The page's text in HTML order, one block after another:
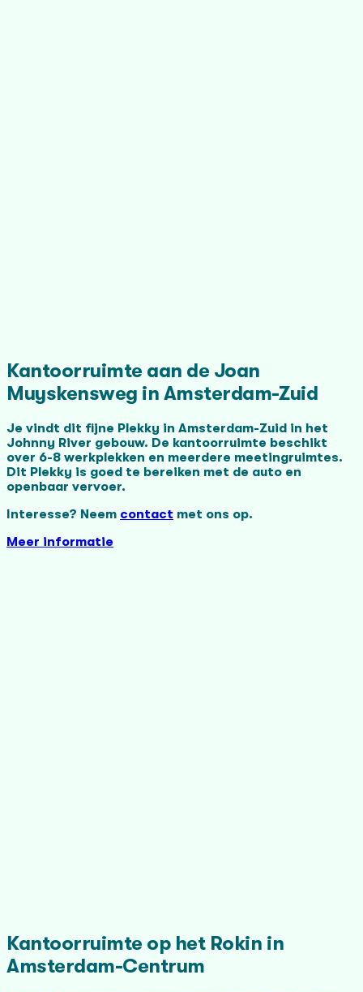
Kantoorruimte aan de Joan
Muyskensweg in Amsterdam-Zuid
Je vindt dit fijne Plekky in Amsterdam-Zuid in het
Johnny River gebouw. De kantoorruimte beschikt
over 6-8 werkplekken en meerdere meetingruimtes.
Dit Plekky is goed te bereiken met de auto en
openbaar vervoer.
Interesse? Neem contact met ons op.
Meer informatie
Kantoorruimte op het Rokin in
Amsterdam-Centrum